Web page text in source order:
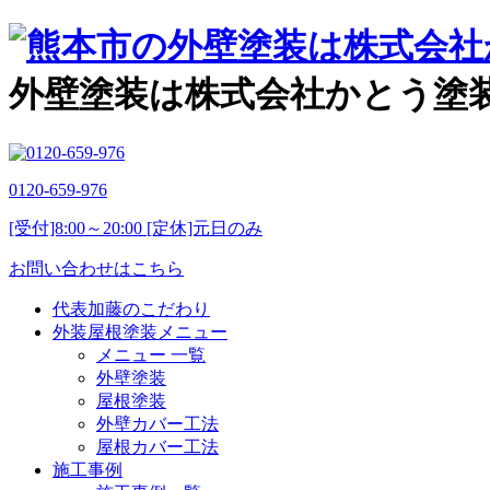
外壁塗装は株式会社かとう塗
0120-659-976
[受付]8:00～20:00 [定休]元日のみ
お問い合わせはこちら
代表加藤のこだわり
外装屋根塗装メニュー
メニュー 一覧
外壁塗装
屋根塗装
外壁カバー工法
屋根カバー工法
施工事例